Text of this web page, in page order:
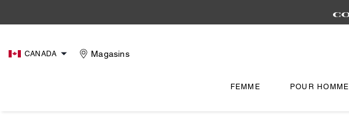
CANADA Magasins
FEMME POUR HOMME